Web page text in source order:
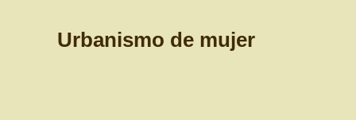
Urbanismo de mujer